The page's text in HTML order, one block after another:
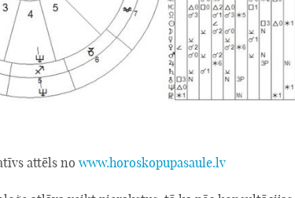
attēls no www.horoskopupasaule.lv